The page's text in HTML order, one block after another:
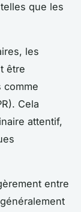
que les
les
être
comme
Cela
attentif,
entre